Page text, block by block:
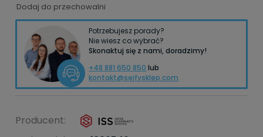
Dodaj do przechowalni
Potrzebujesz porady?
Nie wiesz co wybrać?
Skonaktuj się z nami, doradzimy!
+48 881 650 850 lub
kontakt@sejfysklep.com
Producent: